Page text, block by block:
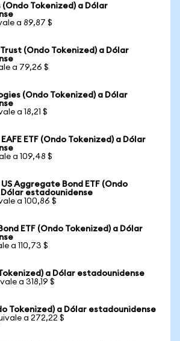
(Ondo Tokenized) a Dólar
a 89,87 $
(Ondo Tokenized) a Dólar
a 79,26 $
(Ondo Tokenized) a Dólar
a 18,21 $
ETF (Ondo Tokenized) a Dólar
a 109,48 $
Aggregate Bond ETF (Ondo
Dólar estadounidense
a 100,86 $
ETF (Ondo Tokenized) a Dólar
a 110,73 $
a Dólar estadounidense
a 318,19 $
Tokenized) a Dólar estadounidense
a 272,22 $